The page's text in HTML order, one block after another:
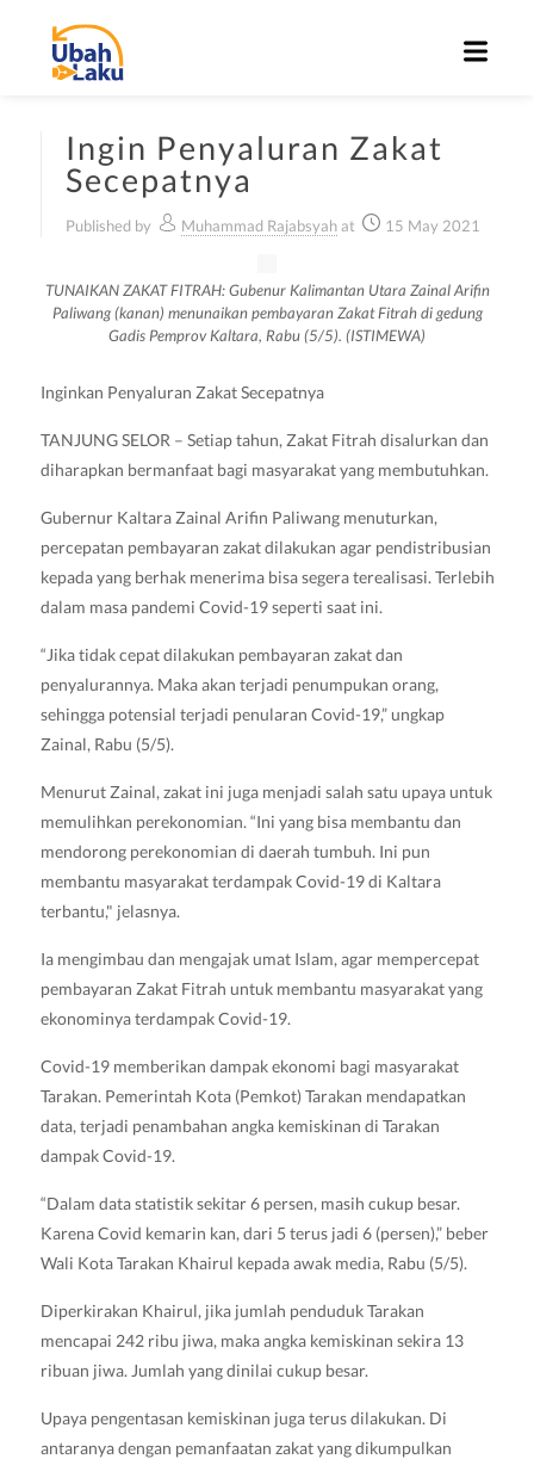
Ingin Penyaluran Zakat
Secepatnya
Published by Muhammad Rajabsyah at 15 May 2021
TUNAIKAN ZAKAT FITRAH: Gubenur Kalimantan Utara Zainal Arifin
Paliwang (kanan) menunaikan pembayaran Zakat Fitrah di gedung
Gadis Pemprov Kaltara, Rabu (5/5). (ISTIMEWA)
Inginkan Penyaluran Zakat Secepatnya
TANJUNG SELOR – Setiap tahun, Zakat Fitrah disalurkan dan
diharapkan bermanfaat bagi masyarakat yang membutuhkan.
Gubernur Kaltara Zainal Arifin Paliwang menuturkan,
percepatan pembayaran zakat dilakukan agar pendistribusian
kepada yang berhak menerima bisa segera terealisasi. Terlebih
dalam masa pandemi Covid-19 seperti saat ini.
“Jika tidak cepat dilakukan pembayaran zakat dan
penyalurannya. Maka akan terjadi penumpukan orang,
sehingga potensial terjadi penularan Covid-19,” ungkap
Zainal, Rabu (5/5).
Menurut Zainal, zakat ini juga menjadi salah satu upaya untuk
memulihkan perekonomian. “Ini yang bisa membantu dan
mendorong perekonomian di daerah tumbuh. Ini pun
membantu masyarakat terdampak Covid-19 di Kaltara
terbantu," jelasnya.
Ia mengimbau dan mengajak umat Islam, agar mempercepat
pembayaran Zakat Fitrah untuk membantu masyarakat yang
ekonominya terdampak Covid-19.
Covid-19 memberikan dampak ekonomi bagi masyarakat
Tarakan. Pemerintah Kota (Pemkot) Tarakan mendapatkan
data, terjadi penambahan angka kemiskinan di Tarakan
dampak Covid-19.
“Dalam data statistik sekitar 6 persen, masih cukup besar.
Karena Covid kemarin kan, dari 5 terus jadi 6 (persen),” beber
Wali Kota Tarakan Khairul kepada awak media, Rabu (5/5).
Diperkirakan Khairul, jika jumlah penduduk Tarakan
mencapai 242 ribu jiwa, maka angka kemiskinan sekira 13
ribuan jiwa. Jumlah yang dinilai cukup besar.
Upaya pengentasan kemiskinan juga terus dilakukan. Di
antaranya dengan pemanfaatan zakat yang dikumpulkan